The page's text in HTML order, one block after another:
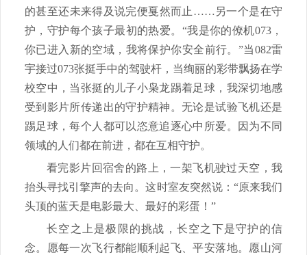
的甚至还未来得及说完便戛然而止……另一个是在守
护，守护每个孩子最初的热爱。“我是你的僚机073，
你已进入新的空域，我将保护你安全前行。”当082雷
宇接过073张挺手中的驾驶杆，当绚丽的彩带飘扬在学
校空中，当张挺的儿子小枭龙踢着足球，我深切地感
受到影片所传递出的守护精神。无论是试验飞机还是
踢足球，每个人都可以恣意追逐心中所爱。因为不同
领域的人们都在前进，都在互相守护。
看完影片回宿舍的路上，一架飞机驶过天空，我
抬头寻找引擎声的去向。这时室友突然说：“原来我们
头顶的蓝天是电影最大、最好的彩蛋！”
长空之上是极限的挑战，长空之下是守护的信
念。愿每一次飞行都能顺利起飞、平安落地。愿山河